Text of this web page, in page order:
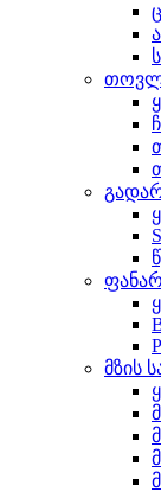
მზის